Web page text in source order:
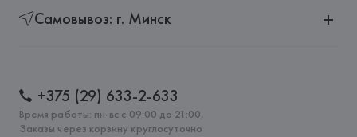
Самовывоз: г. Минск
+375 (29) 633-2-633
Время работы: пн-вс с 09:00 до 21:00,
Заказы через корзину круглосуточно